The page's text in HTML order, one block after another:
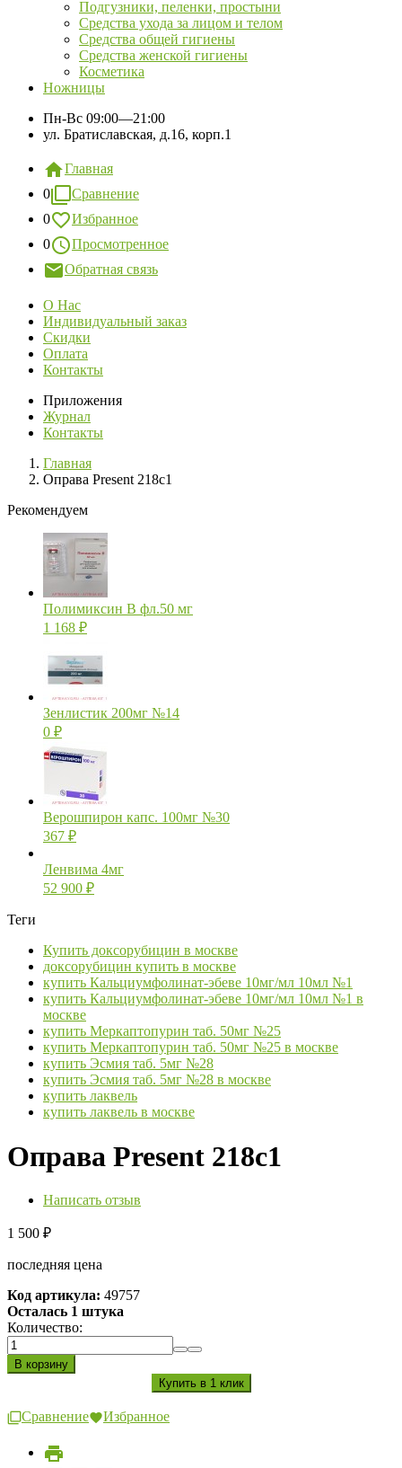
Подгузники, пеленки, простыни
Средства ухода за лицом и телом
Средства общей гигиены
Средства женской гигиены
Косметика
Ножницы
Пн-Вс 09:00—21:00
ул. Братиславская, д.16, корп.1
Главная
0
Сравнение
0
Избранное
0
Просмотренное
Обратная связь
О Нас
Индивидуальный заказ
Скидки
Оплата
Контакты
Приложения
Журнал
Контакты
Главная
Оправа Present 218c1
Рекомендуем
Полимиксин В фл.50 мг
1 168 ₽
Зенлистик 200мг №14
0 ₽
Верошпирон капс. 100мг №30
367 ₽
Ленвима 4мг
52 900 ₽
Теги
Купить доксорубицин в москве
доксорубицин купить в москве
купить Кальциумфолинат-эбеве 10мг/мл 10мл №1
купить Кальциумфолинат-эбеве 10мг/мл 10мл №1 в
москве
купить Меркаптопурин таб. 50мг №25
купить Меркаптопурин таб. 50мг №25 в москве
купить Эсмия таб. 5мг №28
купить Эсмия таб. 5мг №28 в москве
купить лаквель
купить лаквель в москве
Оправа Present 218c1
Написать отзыв
1 500 ₽
последняя цена
Код артикула: 49757
Осталась 1 штука
Количество:
Сравнение Избранное